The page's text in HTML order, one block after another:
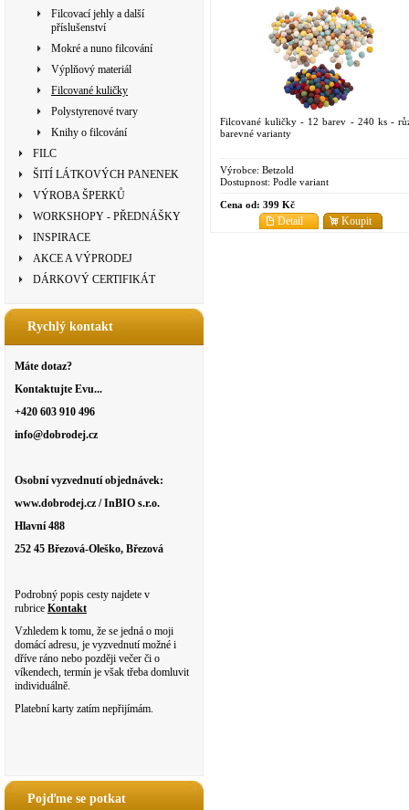
Filcovací jehly a další
příslušenství
Mokré a nuno filcování
Výplňový materiál
Filcované kuličky
Polystyrenové tvary
Knihy o filcování
FILC
ŠITÍ LÁTKOVÝCH PANENEK
VÝROBA ŠPERKŮ
WORKSHOPY - PŘEDNÁŠKY
INSPIRACE
AKCE A VÝPRODEJ
DÁRKOVÝ CERTIFIKÁT
Rychlý kontakt
Máte dotaz?
Kontaktujte Evu...
+420 603 910 496
info@dobrodej.cz
Osobní vyzvednutí objednávek:
www.dobrodej.cz / InBIO s.r.o.
Hlavní 488
252 45 Březová-Oleško, Březová
Podrobný popis cesty najdete v
rubrice Kontakt
Vzhledem k tomu, že se jedná o moji
domácí adresu, je vyzvednutí možné i
dříve ráno nebo později večer či o
víkendech, termín je však třeba domluvit
individuálně.
Platební karty zatím nepřijímám.
Pojďme se potkat
Filcované kuličky - 12 barev - 240 ks -
barevné varianty
Výrobce: Betzold
Dostupnost: Podle variant
Cena od: 399 Kč
Koupit
Detail